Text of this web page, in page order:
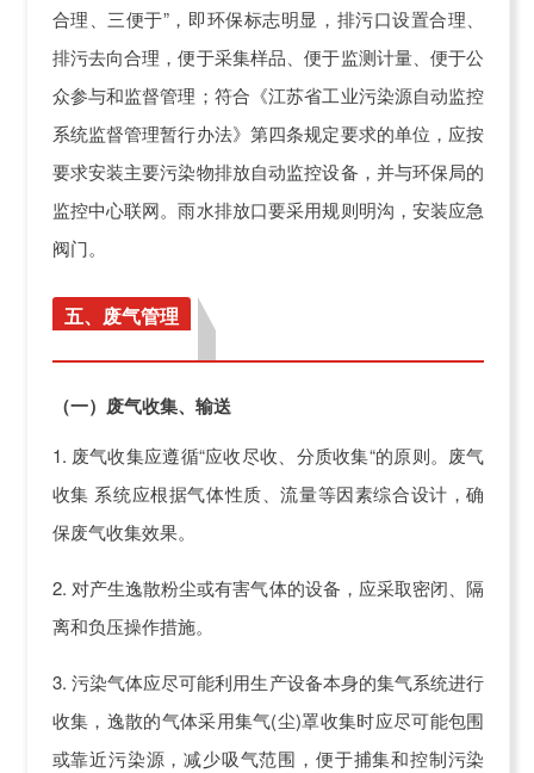
合理、三便于”，即环保标志明显，排污口设置合理、
排污去向合理，便于采集样品、便于监测计量、便于公
众参与和监督管理；符合《江苏省工业污染源自动监控
系统监督管理暂行办法》第四条规定要求的单位，应按
要求安装主要污染物排放自动监控设备，并与环保局的
监控中心联网。雨水排放口要采用规则明沟，安装应急
阀门。
五、废气管理
（一）废气收集、输送
1. 废气收集应遵循“应收尽收、分质收集“的原则。废气
收集 系统应根据气体性质、流量等因素综合设计，确
保废气收集效果。
2. 对产生逸散粉尘或有害气体的设备，应采取密闭、隔
离和负压操作措施。
3. 污染气体应尽可能利用生产设备本身的集气系统进行
收集，逸散的气体采用集气(尘)罩收集时应尽可能包围
或靠近污染源，减少吸气范围，便于捕集和控制污染